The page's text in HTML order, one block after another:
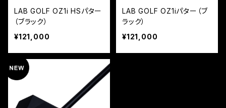
LAB GOLF OZ1i HSパター
（ブラック）
¥121,000
LAB GOLF OZ1iパター（ブ
ラック）
¥121,000